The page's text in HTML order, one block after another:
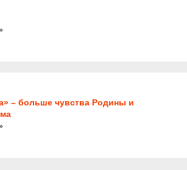
– больше чувства Родины и